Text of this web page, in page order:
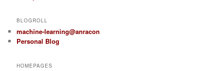
BLOGROLL
machine-learning@anracon
Personal Blog
HOMEPAGES